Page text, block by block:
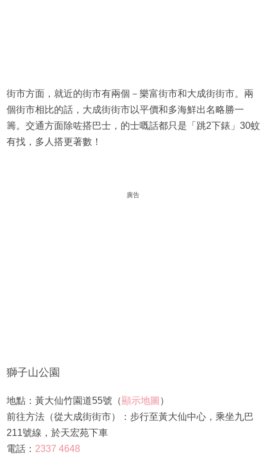
街市方面，就近的街市有兩個－樂富街市和大成街街市。兩
個街市相比的話，大成街街市以平價和多海鮮出名略勝一
籌。交通方面除咗搭巴士，的士嘅話都只是「跳2下錶」30蚊
有找，多人搭更著數！
廣告
獅子山公園
地點：黃大仙竹園道55號（顯示地圖 ）
前往方法（從大成街街市）：步行至黃大仙中心，乘坐九巴
211號線，於天宏苑下車
電話： 2337 4648